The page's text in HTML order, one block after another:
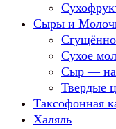
Сыры и
Сухое
Сыр —
Твердые
Таксофонная
Халяль